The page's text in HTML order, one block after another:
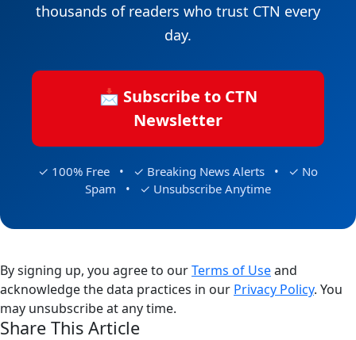
thousands of readers who trust CTN every
day.
📩 Subscribe to CTN
Newsletter
✓ 100% Free • ✓ Breaking News Alerts • ✓ No
Spam • ✓ Unsubscribe Anytime
By signing up, you agree to ourTerms of Useand
acknowledge the data practices in our Privacy Policy. You
may unsubscribe at any time.
Share This Article